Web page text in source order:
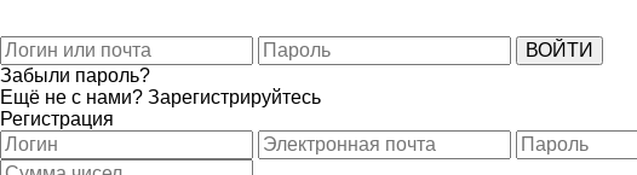
Забыли пароль?
Ещё не с нами? Зарегистрируйтесь
Регистрация